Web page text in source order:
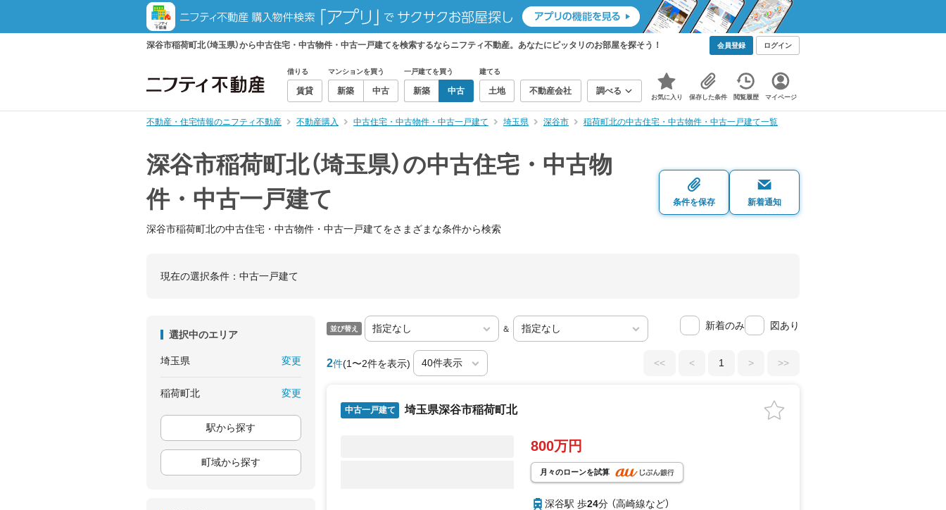
深谷市稲荷町北（埼玉県）から中古住宅・中古物件・中古一戸建てを検索するならニフティ不動産。あなたにピッタリのお部屋を探そう！ 会員登録 ログイン
借りる
賃貸
マンションを買う
新築 中古
一戸建てを買う
新築 中古
建てる
土地 不動産会社 調べる
お気に入り 保存した条件 閲覧履歴 マイページ
不動産・住宅情報のニフティ不動産 不動産購入 中古住宅・中古物件・中古一戸建て 埼玉県 深谷市 稲荷町北の中古住宅・中古物件・中古一戸建て一覧
深谷市稲荷町北（埼玉県）の中古住宅・中古物
件・中古一戸建て
深谷市稲荷町北の中古住宅・中古物件・中古一戸建てをさまざまな条件から検索
条件を保存 新着通知
現在の選択条件： 中古一戸建て
選択中のエリア
埼玉県 変更
稲荷町北 変更
駅から探す
町域から探す
並び替え ＆ 新着のみ 図あり
2件(1〜2件を表示) << < 1 > >>
中古一戸建て 埼玉県深谷市稲荷町北
800万円
月々のローンを試算
深谷駅 歩24分 （高崎線など）